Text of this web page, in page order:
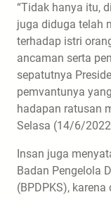
“Tidak hanya itu,
juga diduga telah
terhadap istri
ancaman serta
sepatutnya
pemvantunya
hadapan ratusan
Selasa (14/6/
Insan juga
Badan Pengelola
(BPDPKS),